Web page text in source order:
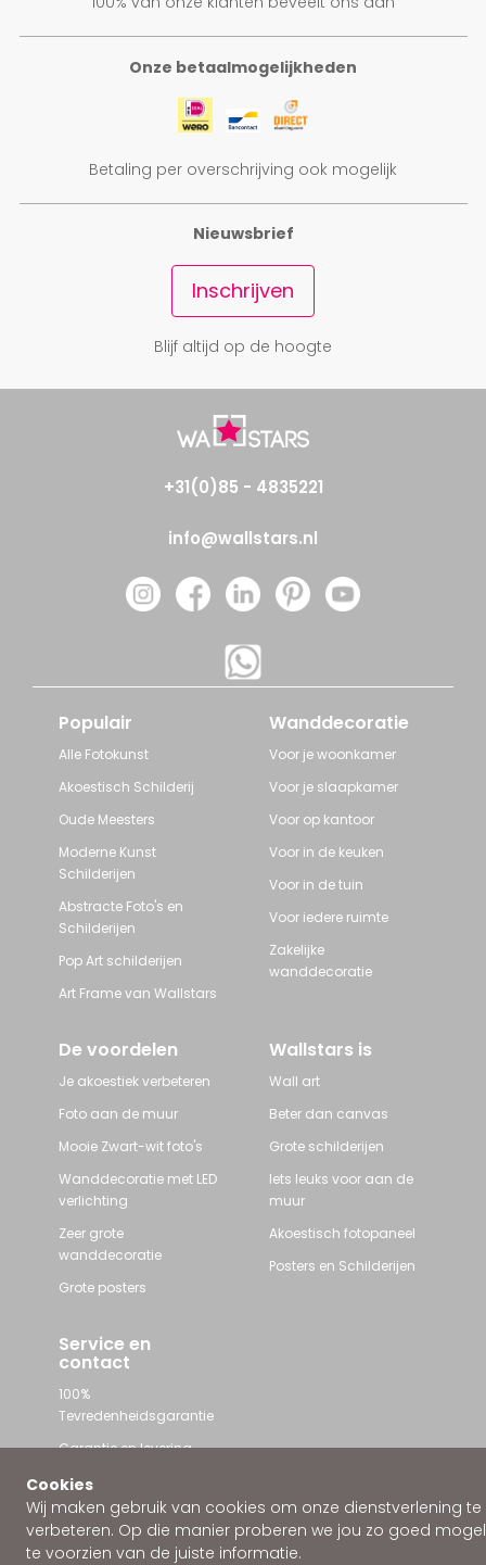
Cookies
Wij maken gebruik van cookies om onze dienstverlening te
verbeteren. Op die manier proberen we jou zo goed
te voorzien van de juiste informatie.
Onze betaalmogelijkheden
Betaling per overschrijving ook mogelijk
Nieuwsbrief
Inschrijven
Blijf altijd op de hoogte
+31(0)85 - 4835221
info@wallstars.nl
Populair
Alle Fotokunst
Akoestisch Schilderij
Oude Meesters
Moderne Kunst
Schilderijen
Abstracte Foto's en
Schilderijen
Pop Art schilderijen
Art Frame van Wallstars
Wanddecoratie
Voor je woonkamer
Voor je slaapkamer
Voor op kantoor
Voor in de keuken
Voor in de tuin
Voor iedere ruimte
Zakelijke
wanddecoratie
De voordelen
Je akoestiek verbeteren
Foto aan de muur
Mooie Zwart-wit foto's
Wanddecoratie met LED
verlichting
Zeer grote
wanddecoratie
Grote posters
Wallstars is
Wall art
Beter dan canvas
Grote schilderijen
Iets leuks voor aan de
muur
Akoestisch fotopaneel
Posters en Schilderijen
Service en
contact
100%
Tevredenheidsgarantie
Garantie en levering
Contact met Wallstars
WhatsApp ons